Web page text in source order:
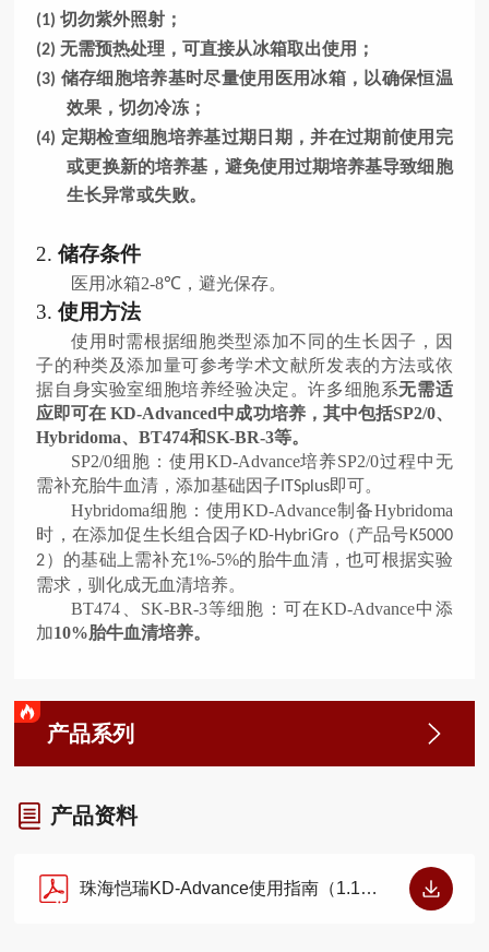
(1)切勿紫外照射；
(2)无需预热处理，可直接从冰箱取出使用；
(3) 储存细胞培养基时尽量使用医用冰箱，以确保恒温
效果，切勿冷冻；
(4) 定期检查细胞培养基过期日期，并在过期前使用完
或更换新的培养基，避免使用过期培养基导致细胞
生长异常或失败。
2.储存条件
医用冰箱2-8℃ ，避光保存。
3.使用方法
使用时需根据细胞类型添加不同的生长因子，因
子的种类及添加量可参考学术文献所发表的方法或依
据自身实验室细胞培养经验决定。许多细胞系无需适
应即可在 KD-Advanced中成功培养，其中包括SP2/0、
Hybridoma、BT474和SK-BR-3等。
SP2/0细胞：使用 KD-Advance培养SP2/0过程中无
需补充胎牛血清，添加基础因子 ITSplus即可。
Hybridoma细胞：使用KD-Advance制备Hybridoma
时， 在添加促生长组合因子 KD-HybriGro（产品号K5000
2）的基础上需补充1%-5%的胎牛血清，也可根据实验
需求，驯化成无血清培养。
BT474
SK-BR-3等细胞：可在KD-Advance中添
加10%胎牛血清培养。
产品系列
产品资料
珠海恺瑞KD-Advance使用指南（1.1版）